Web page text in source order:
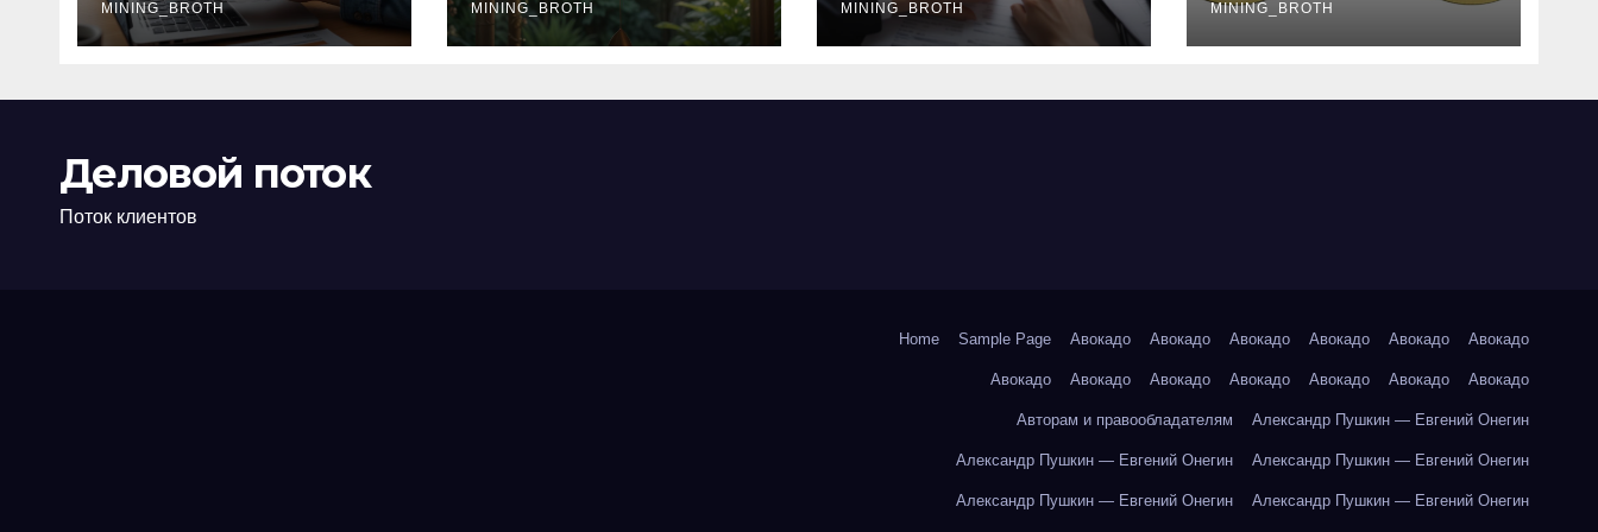
офис: порядок,
требования и
MINING_BROTH
колокольчиков
MINING_BROTH
ставки и
требования к
MINING_BROTH
руководство
MINING_BROTH
Деловой поток
Поток клиентов
Home Sample Page Авокадо Авокадо Авокадо Авокадо Авокадо Авокадо
Авокадо Авокадо Авокадо Авокадо Авокадо Авокадо Авокадо
Авторам и правообладателям Александр Пушкин — Евгений Онегин
Александр Пушкин — Евгений Онегин Александр Пушкин — Евгений Онегин
Александр Пушкин — Евгений Онегин Александр Пушкин — Евгений Онегин